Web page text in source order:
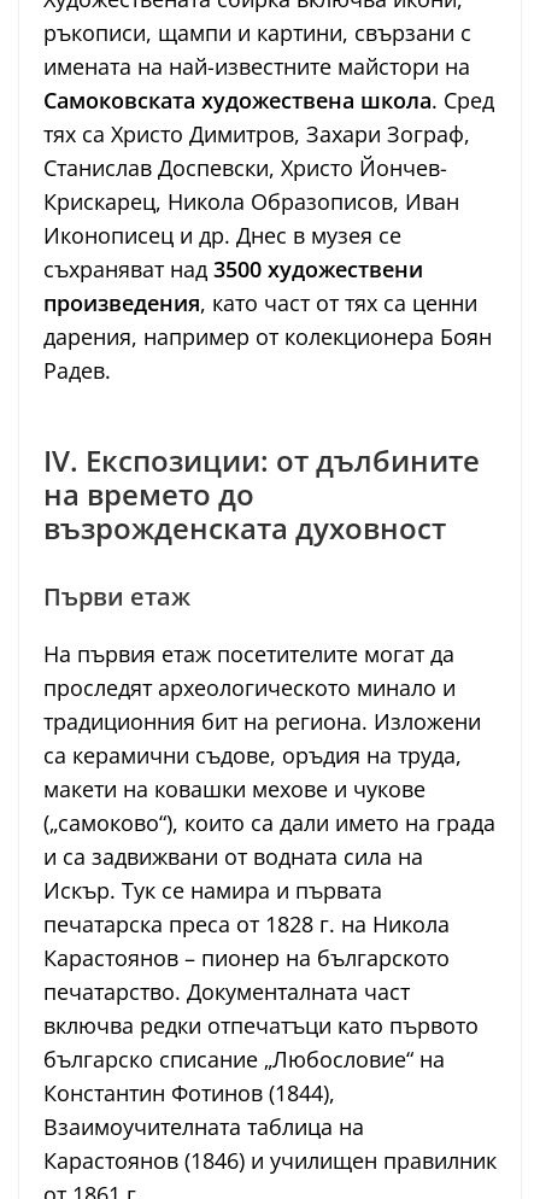
ръкописи, щампи и картини, свързани с
имената на най-известните майстори на
Самоковската художествена школа. Сред
тях са Христо Димитров, Захари Зограф,
Станислав Доспевски, Христо Йончев-
Крискарец, Никола Образописов, Иван
Иконописец и др. Днес в музея се
съхраняват над 3500 художествени
произведения, като част от тях са ценни
дарения, например от колекционера Боян
Радев.
IV. Експозиции: от дълбините
на времето до
възрожденската духовност
Първи етаж
На първия етаж посетителите могат да
проследят археологическото минало и
традиционния бит на региона. Изложени
са керамични съдове, оръдия на труда,
макети на ковашки мехове и чукове
(„самоково“), които са дали името на града
и са задвижвани от водната сила на
Искър. Тук се намира и първата
печатарска преса от 1828 г. на Никола
Карастоянов – пионер на българското
печатарство. Документалната част
включва редки отпечатъци като първото
българско списание „Любословие“ на
Константин Фотинов (1844),
Взаимоучителната таблица на
Карастоянов (1846) и училищен правилник